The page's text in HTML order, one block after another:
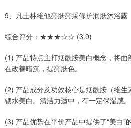
9、凡士林维他亮肤亮采修护润肤沐浴露
综合评分：★★★☆☆ (3.9)
(1) 产品特点主打烟酰胺美白概念，将
在改善暗沉，提亮肤色。
(2) 产品成分及功效核心是烟酰胺（维
锁水美白。清洁力适中，有一定保湿感。
(3) 产品优势在平价产品中提供了“美白”